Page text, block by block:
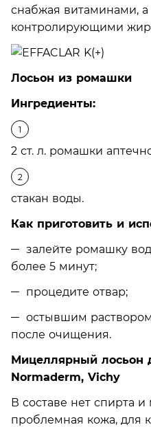
снабжая витаминами,
контролирующими
Лосьон из ромашки
Ингредиенты:
2 ст. л. ромашки
стакан воды.
Как приготовить и
залейте ромашку
более 5 минут;
процедите отвар;
остывшим
после очищения.
Мицеллярный лосьон
Normaderm, Vichy
В составе нет спирта
проблемная кожа, для